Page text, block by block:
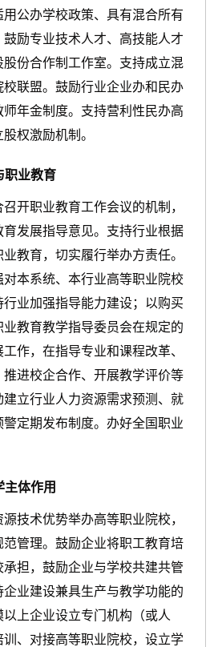
公办学校政策、具有混合所有
励专业技术人才、高技能人才
份合作制工作室。支持成立混
联盟。鼓励行业企业办和民办
年金制度。支持营利性民办高
权激励机制。
职业教育
开职业教育工作会议的机制，
发展指导意见。支持行业根据
教育，切实履行举办方责任。
本系统、本行业高等职业院校
业加强指导能力建设；以购买
教育教学指导委员会在规定的
作，在指导专业和课程改革、
进校企合作、开展教学评价等
立行业人力资源需求预测、就
定期发布制度。办好全国职业
主体作用
技术优势举办高等职业院校，
管理。鼓励企业将职工教育培
担，鼓励企业与学校共建共管
业建设兼具生产与教学功能的
上企业设立专门机构（或人
训、对接高等职业院校，设立学